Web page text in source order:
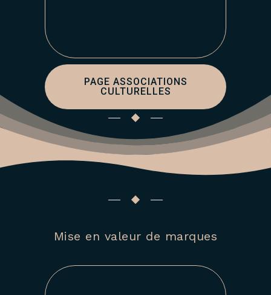
PAGE ASSOCIATIONS
CULTURELLES
Mise en valeur de marques